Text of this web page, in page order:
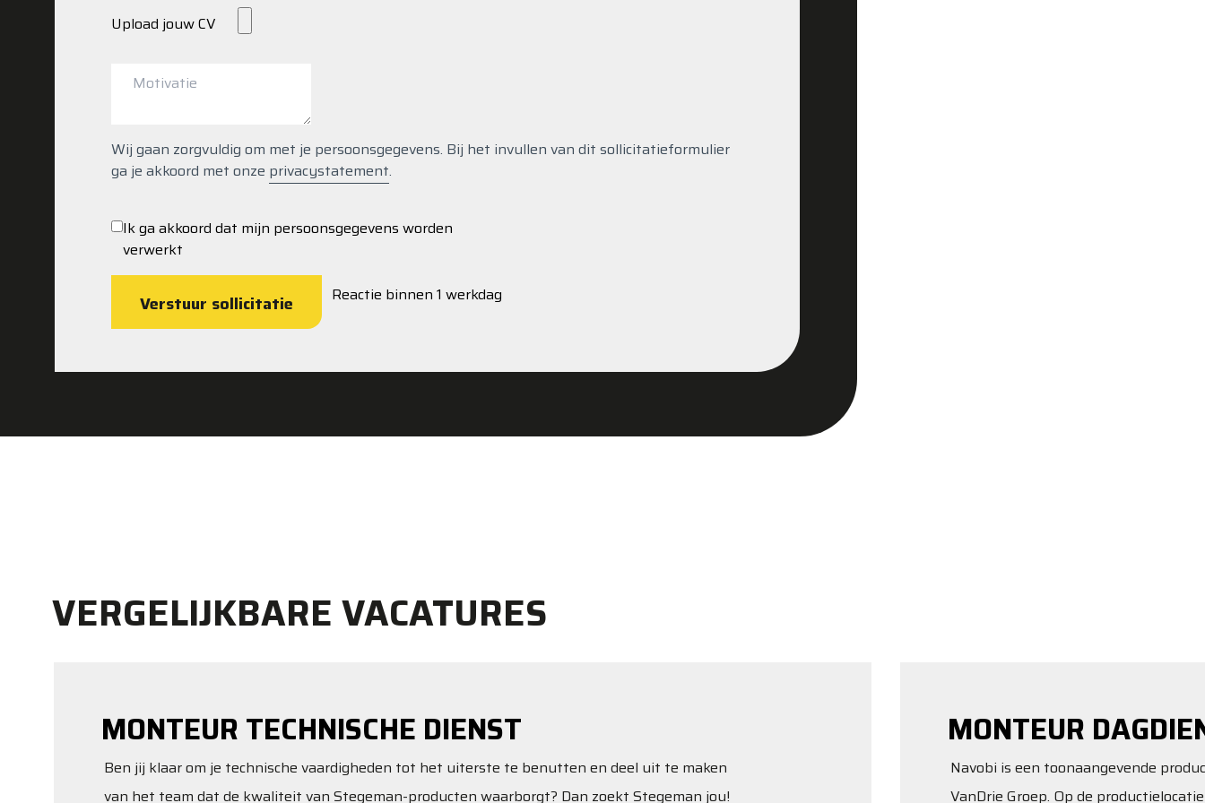
Reactie binnen 1 werkdag
Upload jouw CV
Wij gaan zorgvuldig om met je persoonsgegevens. Bij het invullen van dit sollicitatieformulier
ga je akkoord met onze privacystatement.
Ik ga akkoord dat mijn persoonsgegevens worden
verwerkt
Verstuur sollicitatie
VERGELIJKBARE VACATURES
MONTEUR TECHNISCHE DIENST
Ben jij klaar om je technische vaardigheden tot het uiterste te benutten en deel uit te maken
van het team dat de kwaliteit van Stegeman-producten waarborgt? Dan zoekt Stegeman jou!
MONTEUR
Navobi is een toonaangevende
VanDrie Groep. Op de